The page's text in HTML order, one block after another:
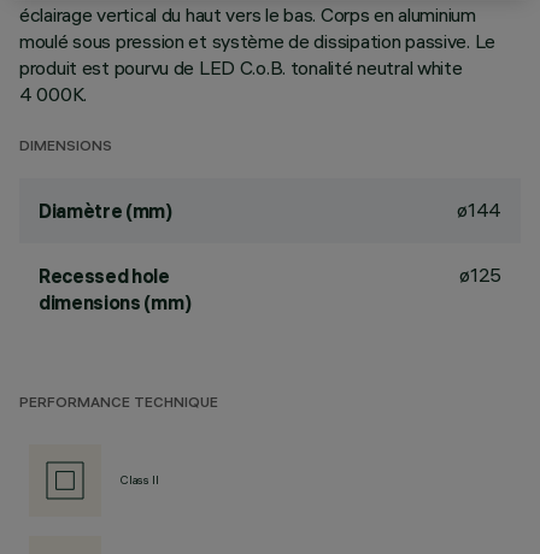
éclairage vertical du haut vers le bas. Corps en aluminium
moulé sous pression et système de dissipation passive. Le
produit est pourvu de LED C.o.B. tonalité neutral white
4 000K.
DIMENSIONS
Diamètre (mm) ø144
Recessed hole
dimensions (mm)
ø125
PERFORMANCE TECHNIQUE
Class II